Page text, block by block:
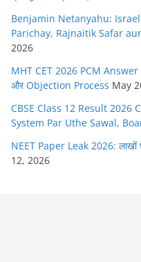
Benjamin Netanyahu:
Parichay, Rajnaitik Safar
2026
MHT CET 2026 PCM Answer
और Objection Process May
CBSE Class 12 Result 2026
System Par Uthe Sawal,
NEET Paper Leak 2026: लाखों
12, 2026